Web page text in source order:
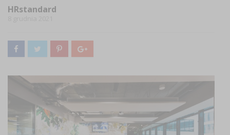
HRstandard